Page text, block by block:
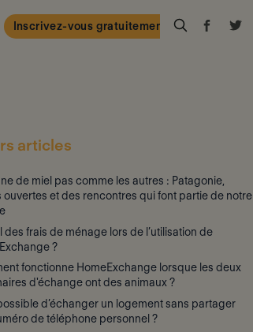
Inscrivez-vous gratuitement
articles
de miel pas comme les autres : Patagonie,
ouvertes et des rencontres qui font partie de notre
des frais de ménage lors de l’utilisation de
?
fonctionne HomeExchange lorsque les deux
d'échange ont des animaux ?
d’échanger un logement sans partager
de téléphone personnel ?